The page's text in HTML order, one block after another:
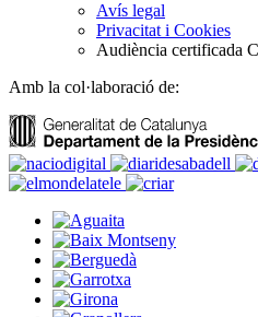
Avís legal
Privacitat i Cookies
Audiència certificada
Amb la col·laboració de: